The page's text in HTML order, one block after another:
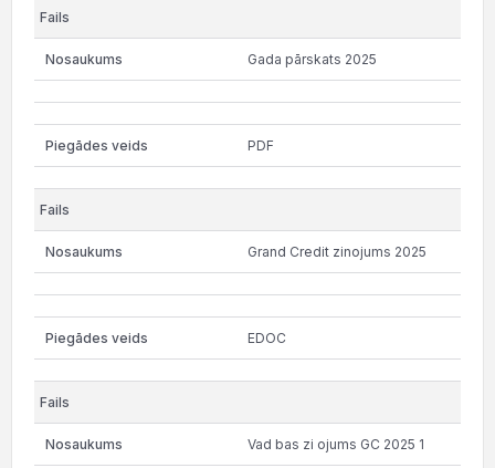
Gada pārskats 2025
PDF
Grand Credit zinojums 2025
EDOC
Vad bas zi ojums GC 2025 1